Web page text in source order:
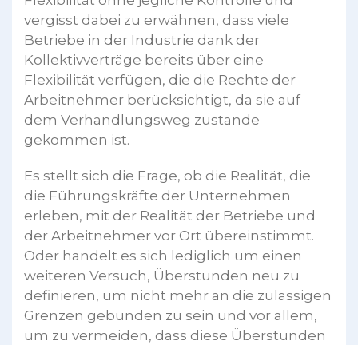
vergisst dabei zu erwähnen, dass viele
Betriebe in der Industrie dank der
Kollektivverträge bereits über eine
Flexibilität verfügen, die die Rechte der
Arbeitnehmer berücksichtigt, da sie auf
dem Verhandlungsweg zustande
gekommen ist.
Es stellt sich die Frage, ob die Realität, die
die Führungskräfte der Unternehmen
erleben, mit der Realität der Betriebe und
der Arbeitnehmer vor Ort übereinstimmt.
Oder handelt es sich lediglich um einen
weiteren Versuch, Überstunden neu zu
definieren, um nicht mehr an die zulässigen
Grenzen gebunden zu sein und vor allem,
um zu vermeiden, dass diese Überstunden